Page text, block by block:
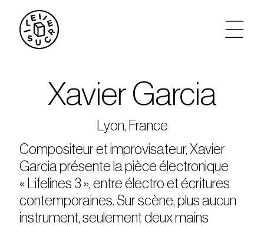
agenda
tickets
le sucre max
partenariats
Xavier Garcia
Lyon, France
Compositeur et improvisateur, Xavier
Garcia présente la pièce électronique
« Lifelines 3 », entre électro et écritures
contemporaines. Sur scène, plus aucun
instrument, seulement deux mains